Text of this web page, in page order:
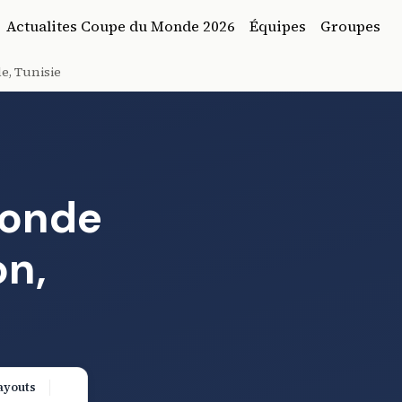
Actualites Coupe du Monde 2026 Équipes Groupes
Tunisie